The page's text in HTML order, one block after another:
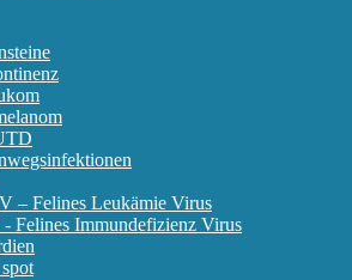
– Felines Leukämie Virus
Felines Immundefizienz Virus